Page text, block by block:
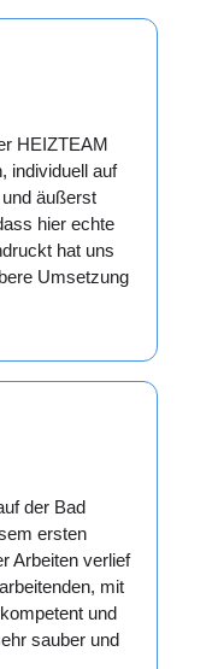
HEIZTEAM
individuell auf
äußerst
hier echte
hat uns
Umsetzung
der Bad
ersten
Arbeiten verlief
mit
und
sauber und